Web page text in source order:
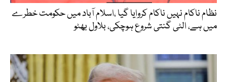
نظام ناکام نہیں ناکام کروایا گیا ،اسلام آباد میں حکومت خطرے
میں ہے، الٹی گنتی شروع ہوچکی، بلاول بھٹو